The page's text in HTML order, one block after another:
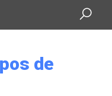
de